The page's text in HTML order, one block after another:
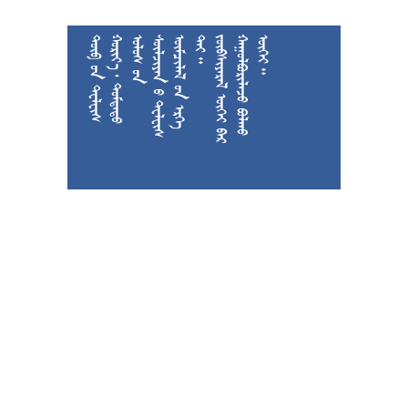

































































  






































 